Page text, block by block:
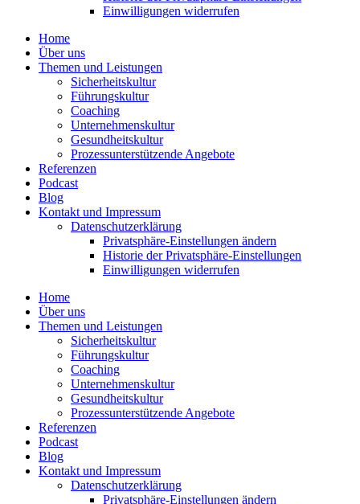
Einwil­li­gungen wider­rufen
Home
Über uns
Themen und Leistungen
Sicher­heits­kultur
Führungs­kultur
Coaching
Unter­neh­mens­kultur
Gesund­heits­kultur
Prozess­un­ter­stüt­zende Angebote
Referenzen
Podcast
Blog
Kontakt und Impressum
Daten­schutz­er­klärung
Privat­sphäre-Einstel­lungen ändern
Historie der Privat­sphäre-Einstel­lungen
Einwil­li­gungen wider­rufen
Home
Über uns
Themen und Leistungen
Sicher­heits­kultur
Führungs­kultur
Coaching
Unter­neh­mens­kultur
Gesund­heits­kultur
Prozess­un­ter­stüt­zende Angebote
Referenzen
Podcast
Blog
Kontakt und Impressum
Daten­schutz­er­klärung
Privat­sphäre-Einstel­lungen ändern